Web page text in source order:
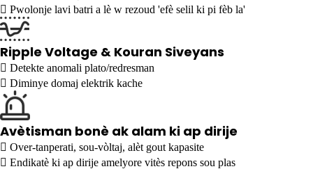
 Pwolonje lavi batri a lè w rezoud 'efè selil ki pi fèb la'
Ripple Voltage & Kouran Siveyans
 Detekte anomali plato/redresman
 Diminye domaj elektrik kache
Avètisman bonè ak alam ki ap dirije
 Over-tanperati, sou-vòltaj, alèt gout kapasite
 Endikatè ki ap dirije amelyore vitès repons sou plas